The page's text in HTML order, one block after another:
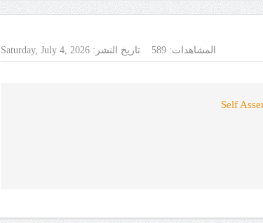
تاريخ النشر:Saturday, July 4, 2026 المشاهدات:589